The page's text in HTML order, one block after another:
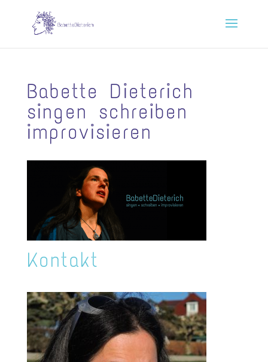
Babette Dieterich
singen schreiben
improvisieren
Kontakt